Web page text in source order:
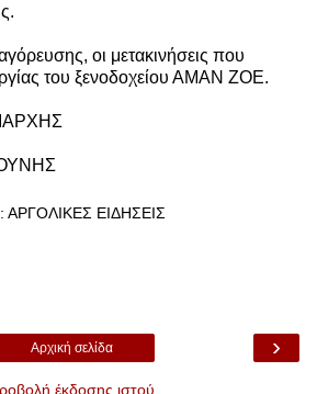
οι μετακινήσεις που
του ξενοδοχείου ΑΜΑΝ ΖΟΕ.
ΑΡΓΟΛΙΚΕΣ ΕΙΔΗΣΕΙΣ
›
Αρχική σελίδα
έκδοσης ιστού